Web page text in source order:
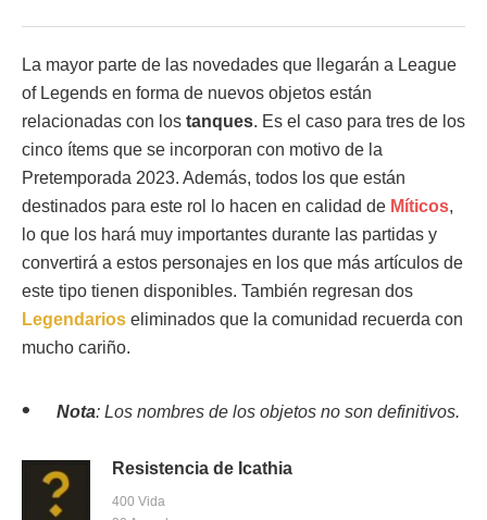
La mayor parte de las novedades que llegarán a League
of Legends en forma de nuevos objetos están
relacionadas con los tanques. Es el caso para tres de los
cinco ítems que se incorporan con motivo de la
Pretemporada 2023. Además, todos los que están
destinados para este rol lo hacen en calidad de Míticos,
lo que los hará muy importantes durante las partidas y
convertirá a estos personajes en los que más artículos de
este tipo tienen disponibles. También regresan dos
Legendarios eliminados que la comunidad recuerda con
mucho cariño.
Nota: Los nombres de los objetos no son definitivos.
Resistencia de Icathia
400 Vida